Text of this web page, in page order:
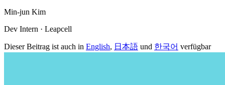
Min-jun Kim
Dev Intern · Leapcell
Dieser Beitrag ist auch in English, 日本語 und 한국어 verfügbar